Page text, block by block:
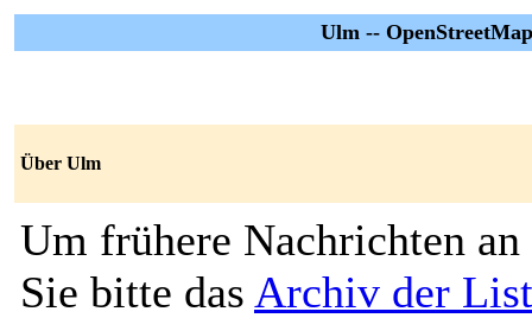
Ulm --
Über Ulm
Um frühere Nachrichten an
Sie bitte das Archiv der